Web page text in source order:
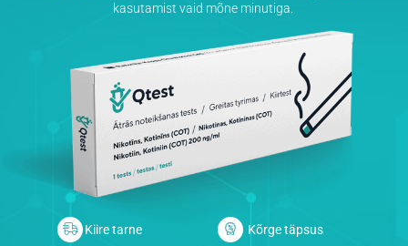
Kõrge täpsus
Kiire tarne
kasutamist vaid mõne minutiga.